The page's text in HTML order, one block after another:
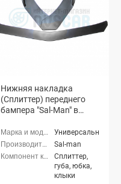
Нижняя накладка
(Сплиттер) переднего
бампера "Sal-Man" в
матовая)
Универсальные
Sal-man
Сплиттер,
губа, юбка,
клыки